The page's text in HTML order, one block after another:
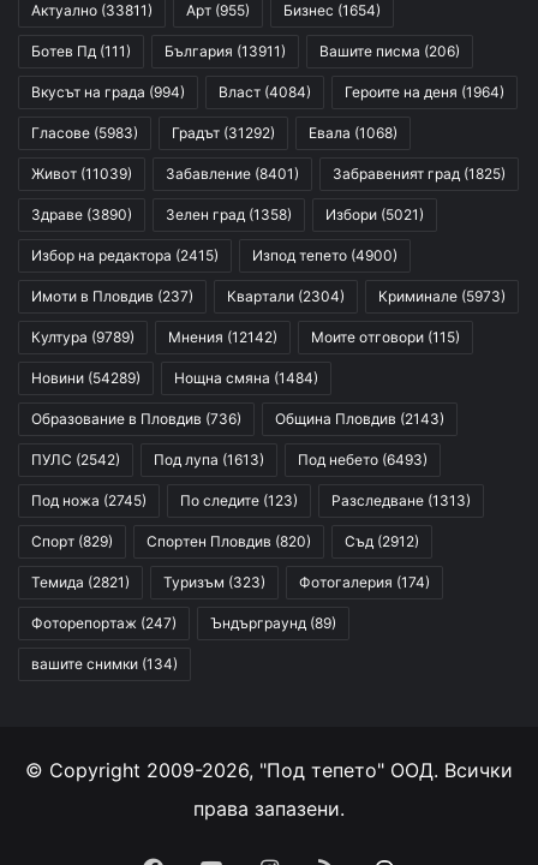
Актуално (33811) Арт (955) Бизнес (1654)
Ботев Пд (111) България (13911) Вашите писма (206)
Вкусът на града (994) Власт (4084) Героите на деня (1964)
Гласове (5983) Градът (31292) Евала (1068)
Живот (11039) Забавление (8401) Забравеният град (1825)
Здраве (3890) Зелен град (1358) Избори (5021)
Избор на редактора (2415) Изпод тепето (4900)
Имоти в Пловдив (237) Квартали (2304) Криминале (5973)
Култура (9789) Мнения (12142) Моите отговори (115)
Новини (54289) Нощна смяна (1484)
Образование в Пловдив (736) Община Пловдив (2143)
ПУЛС (2542) Под лупа (1613) Под небето (6493)
Под ножа (2745) По следите (123) Разследване (1313)
Спорт (829) Спортен Пловдив (820) Съд (2912)
Темида (2821) Туризъм (323) Фотогалерия (174)
Фоторепортаж (247) Ъндърграунд (89)
вашите снимки (134)
© Copyright 2009-2026, "Под тепето" ООД. Всички
права запазени.